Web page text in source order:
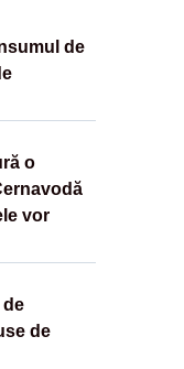
de
o
vor
de
de